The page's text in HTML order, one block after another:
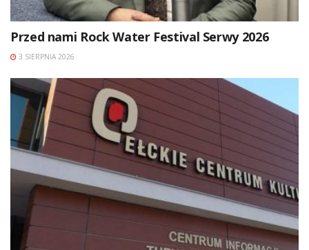
Przed nami Rock Water Festival Serwy 2026
3 SIERPNIA 2026